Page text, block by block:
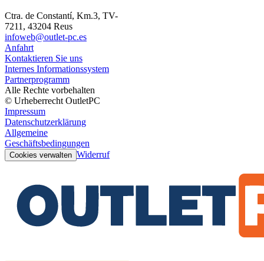
Ctra. de Constantí, Km.3, TV-
7211, 43204 Reus
infoweb@outlet-pc.es
Anfahrt
Kontaktieren Sie uns
Internes Informationssystem
Partnerprogramm
Alle Rechte vorbehalten
© Urheberrecht OutletPC
Impressum
Datenschutzerklärung
Allgemeine
Geschäftsbedingungen
Cookies verwalten Widerruf